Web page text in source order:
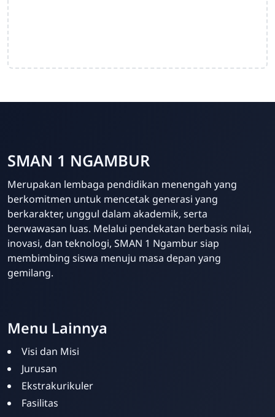
SMAN 1 NGAMBUR
Merupakan lembaga pendidikan menengah yang
berkomitmen untuk mencetak generasi yang
berkarakter, unggul dalam akademik, serta
berwawasan luas. Melalui pendekatan berbasis nilai,
inovasi, dan teknologi, SMAN 1 Ngambur siap
membimbing siswa menuju masa depan yang
gemilang.
Menu Lainnya
Visi dan Misi
Jurusan
Ekstrakurikuler
Fasilitas